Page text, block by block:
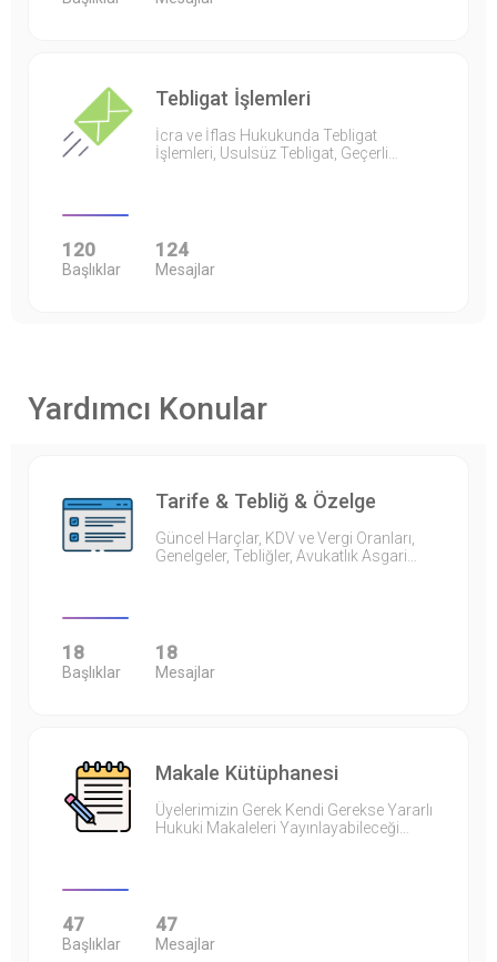
Tebligat İşlemleri
İcra ve İflas Hukukunda Tebligat
İşlemleri, Usulsüz Tebligat, Geçerli…
120
Başlıklar
124
Mesajlar
Yardımcı Konular
Tarife & Tebliğ & Özelge
Güncel Harçlar, KDV ve Vergi Oranları,
Genelgeler, Tebliğler, Avukatlık Asgari…
18
Başlıklar
18
Mesajlar
Makale Kütüphanesi
Üyelerimizin Gerek Kendi Gerekse Yararlı
Hukuki Makaleleri Yayınlayabileceği…
47
Başlıklar
47
Mesajlar